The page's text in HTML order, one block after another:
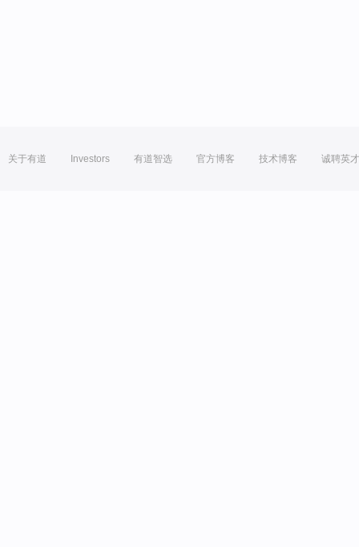
关于有道 Investors 有道智选 官方博客 技术博客 诚聘英才